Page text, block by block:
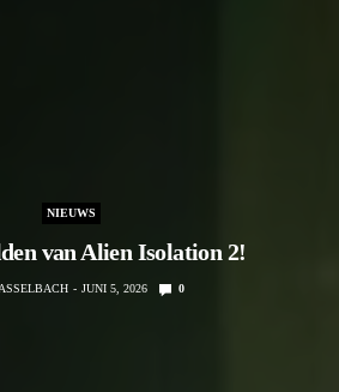
NIEUWS
van Alien Isolation 2!
JUNI 5, 2026 0